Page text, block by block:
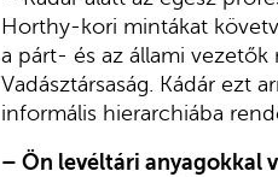
Horthy-kori mintákat
a párt- és az állami vezetők
Vadásztársaság. Kádár ezt
informális hierarchiába
– Ön levéltári anyagokkal